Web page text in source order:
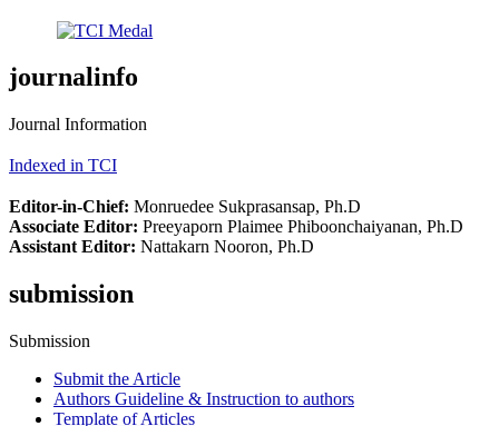
journalinfo
Journal Information
Indexed in TCI
Editor-in-Chief: Monruedee Sukprasansap, Ph.D
Associate Editor: Preeyaporn Plaimee Phiboonchaiyanan, Ph.D
Assistant Editor: Nattakarn Nooron, Ph.D
submission
Submission
Submit the Article
Authors Guideline & Instruction to authors
Template of Articles